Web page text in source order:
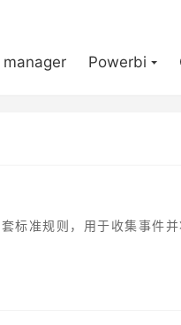
manager Powerbi
标准规则，用于收集事件